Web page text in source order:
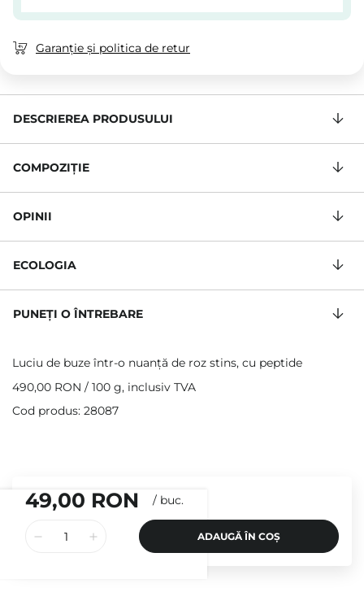
49,00 RON / buc.
ADAUGĂ ÎN COȘ
Garanție și politica de retur
DESCRIEREA PRODUSULUI
COMPOZIŢIE
OPINII
ECOLOGIA
PUNEȚI O ÎNTREBARE
Luciu de buze într-o nuanță de roz stins, cu peptide
490,00 RON / 100 g, inclusiv TVA
Cod produs: 28087